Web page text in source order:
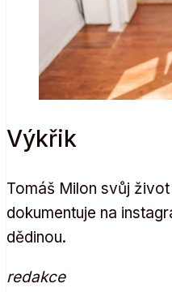
Výkřik
Tomáš Milon svůj
dokumentuje na
dědinou.
redakce